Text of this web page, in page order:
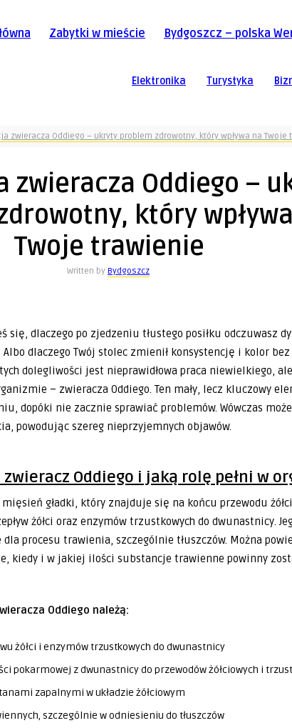
Zabytki w mieście Bydgoszcz – polska
Elektronika Turystyka
zwieracza Oddiego – ukryty problem zdrowotny, który wpływa na Twoje
zwieracza Oddiego –
który
Twoje trawienie
Written by Bydgoszcz
dlaczego Twój stolec zmienił konsystencję i kolor bez
dolegliwości jest nieprawidłowa praca niewielkiego,
– zwieracza Oddiego. Ten mały, lecz kluczowy
dopóki nie zacznie sprawiać problemów. Wówczas
powodując szereg nieprzyjemnych objawów.
zwieracz Oddiego i jaką rolę pełni w
gładki, który znajduje się na końcu przewodu
żółci oraz enzymów trzustkowych do dwunastnicy.
procesu trawienia, szczególnie tłuszczów. Można
kiedy i w jakiej ilości substancje trawienne powinny
Oddiego należą:
żółci i enzymów trzustkowych do dwunastnicy
pokarmowej z dwunastnicy do przewodów żółciowych i
zapalnymi w układzie żółciowym
szczególnie w odniesieniu do tłuszczów